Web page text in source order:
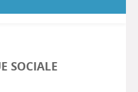
SOCIALE